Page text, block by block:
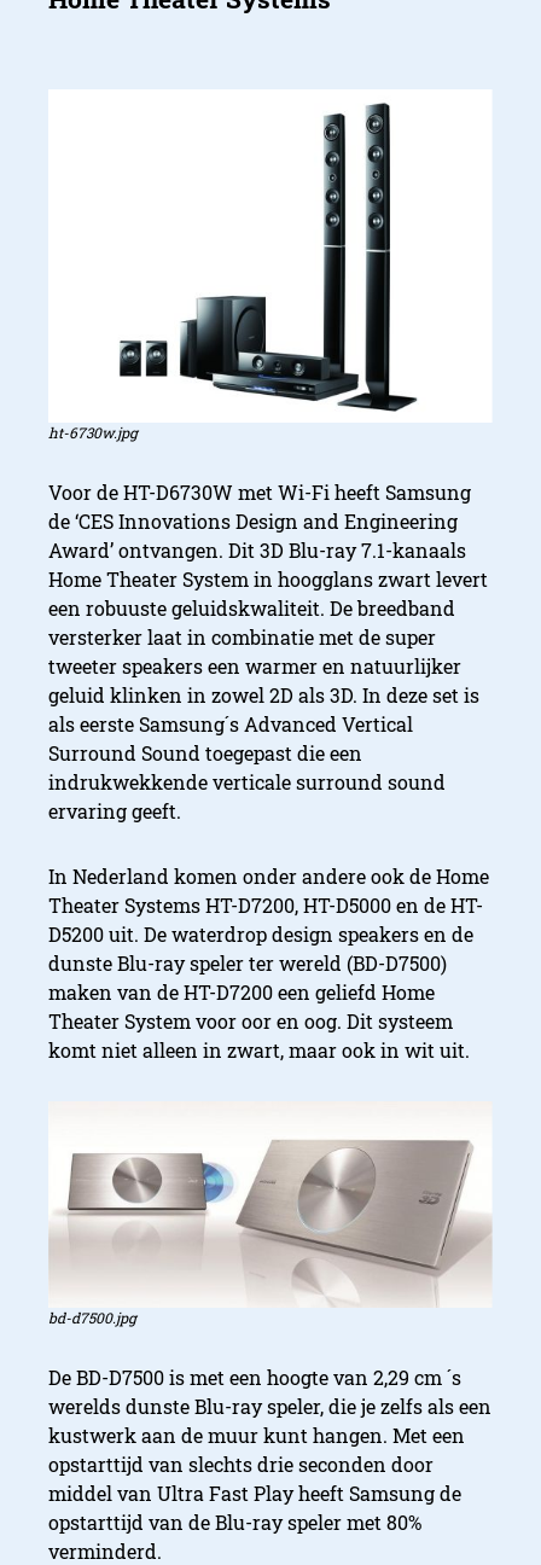
Smart TV’s en accessoires
ht-6730w.jpg
Voor de HT-D6730W met Wi-Fi heeft Samsung
de ‘CES Innovations Design and Engineering
Award’ ontvangen. Dit 3D Blu-ray 7.1-kanaals
Home Theater System in hoogglans zwart levert
een robuuste geluidskwaliteit. De breedband
versterker laat in combinatie met de super
tweeter speakers een warmer en natuurlijker
geluid klinken in zowel 2D als 3D. In deze set is
als eerste Samsung´s Advanced Vertical
Surround Sound toegepast die een
indrukwekkende verticale surround sound
ervaring geeft.
In Nederland komen onder andere ook de Home
Theater Systems HT-D7200, HT-D5000 en de HT-
D5200 uit. De waterdrop design speakers en de
dunste Blu-ray speler ter wereld (BD-D7500)
maken van de HT-D7200 een geliefd Home
Theater System voor oor en oog. Dit systeem
komt niet alleen in zwart, maar ook in wit uit.
bd-d7500.jpg
De BD-D7500 is met een hoogte van 2,29 cm ´s
werelds dunste Blu-ray speler, die je zelfs als een
kustwerk aan de muur kunt hangen. Met een
opstarttijd van slechts drie seconden door
middel van Ultra Fast Play heeft Samsung de
opstarttijd van de Blu-ray speler met 80%
verminderd.